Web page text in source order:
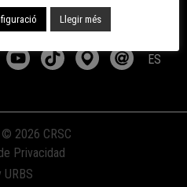
ES
2026 CRSC
Privacidad
URBS
Llegir més